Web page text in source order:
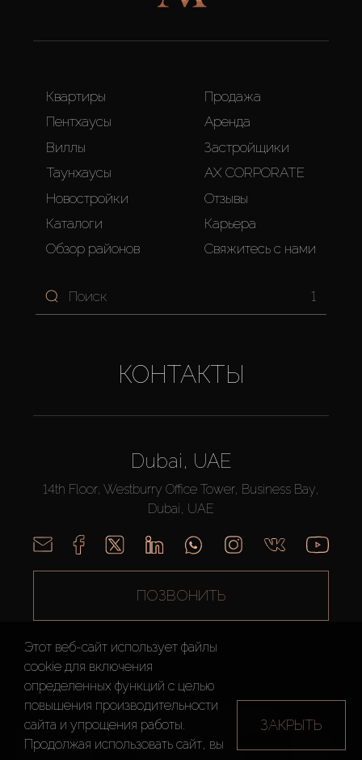
Квартиры
Пентхаусы
Виллы
Таунхаусы
Новостройки
Каталоги
Обзор районов
Продажа
Аренда
Застройщики
AX CORPORATE
Отзывы
Карьера
Свяжитесь с нами
1
КОНТАКТЫ
Dubai, UAE
14th Floor, Westburry Office Tower, Business Bay,
Dubai, UAE
ПОЗВОНИТЬ
AX CAPITAL ©2026 Все Права Защищены
Условия
использования
конфиденциальности
сайта
Этот веб-сайт использует файлы
cookie для включения
определенных функций c целью
повышения производительности
сайта и упрощения работы.
Продолжая использовать сайт, вы
ЗАКРЫТЬ